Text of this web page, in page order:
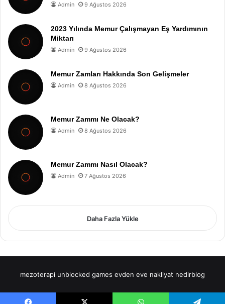
Admin 9 Ağustos 2026
2023 Yılında Memur Çalışmayan Eş Yardımının
Miktarı
Admin 9 Ağustos 2026
Memur Zamları Hakkında Son Gelişmeler
Admin 8 Ağustos 2026
Memur Zammı Ne Olacak?
Admin 8 Ağustos 2026
Memur Zammı Nasıl Olacak?
Admin 7 Ağustos 2026
Daha Fazla Yükle
mezoterapi unblocked games evden eve nakliyat nedirblog